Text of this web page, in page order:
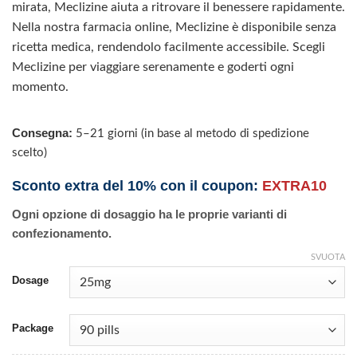
mirata, Meclizine aiuta a ritrovare il benessere rapidamente.
Nella nostra farmacia online, Meclizine è disponibile senza
ricetta medica, rendendolo facilmente accessibile. Scegli
Meclizine per viaggiare serenamente e goderti ogni
momento.
Consegna: 5–21 giorni (in base al metodo di spedizione
scelto)
Sconto extra del 10% con il coupon: EXTRA10
Ogni opzione di dosaggio ha le proprie varianti di
confezionamento.
Dosage
Package
SVUOTA